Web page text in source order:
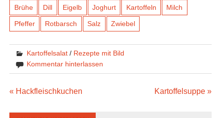
Brühe Dill Eigelb Joghurt Kartoffeln Milch
Pfeffer Rotbarsch Salz Zwiebel
Kartoffelsalat / Rezepte mit Bild
Kommentar hinterlassen
Beitragsnavigation
« Hackfleischkuchen Kartoffelsuppe »